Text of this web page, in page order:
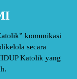
komunikasi
secara
Katolik yang